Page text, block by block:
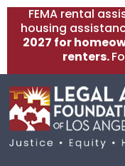
FEMA rental
housing
2027 for
renters.